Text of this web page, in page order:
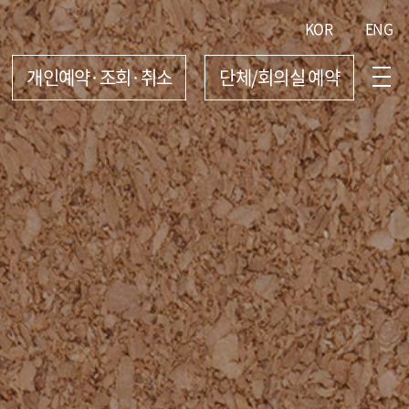
KOR ENG
개인예약·조회·취소 단체/회의실 예약